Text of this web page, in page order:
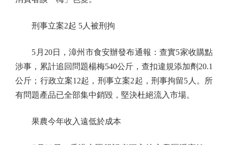
刑事立案2起 5人被刑拘
5月20日，漳州市食安辦發布通報：查實5家收購點
涉事，累計追回問題楊梅540公斤，查扣違規添加劑20.1
公斤；行政立案12起，刑事立案2起，刑事拘留5人。所
有問題產品已全部集中銷毀，堅決杜絕流入市場。
果農今年收入遠低於成本